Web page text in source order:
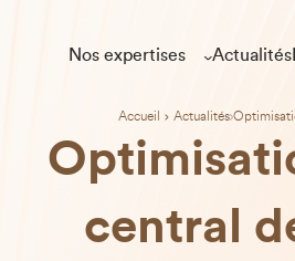
Nos expertises Actualités
Accueil Actualités
central